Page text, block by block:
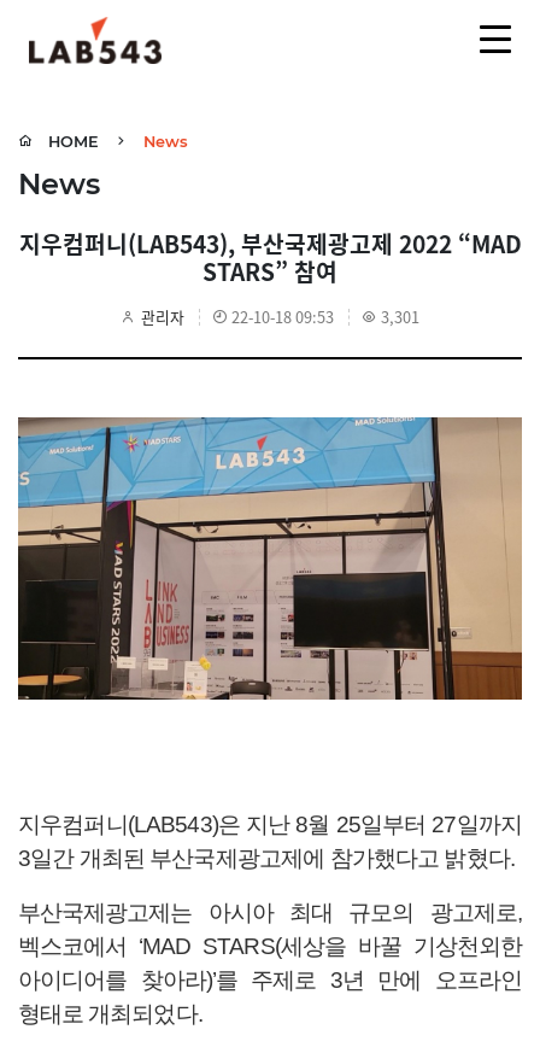
HOME News
News
지우컴퍼니(LAB543), 부산국제광고제 2022 “MAD
STARS” 참여
관리자 22-10-18 09:53 3,301
지우컴퍼니(LAB543)은 지난 8월 25일부터 27일까지
3일간 개최된 부산국제광고제에 참가했다고 밝혔다.
부산국제광고제는 아시아 최대 규모의 광고제로,
벡스코에서 ‘MAD STARS(세상을 바꿀 기상천외한
아이디어를 찾아라)’를 주제로 3년 만에 오프라인
형태로 개최되었다.